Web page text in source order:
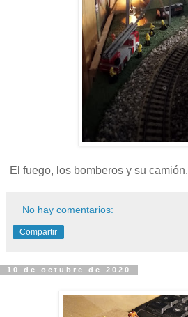
El fuego, los bomberos y su camión.
No hay comentarios:
Compartir
10 de octubre de 2020